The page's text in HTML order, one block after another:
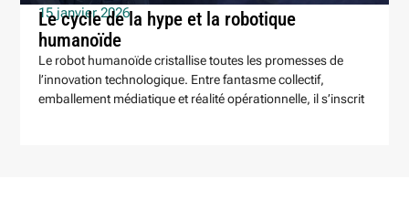
15 janvier 2026
Le cycle de la hype et la robotique
humanoïde
Le robot humanoïde cristallise toutes les promesses de
l’innovation technologique. Entre fantasme collectif,
emballement médiatique et réalité opérationnelle, il s’inscrit